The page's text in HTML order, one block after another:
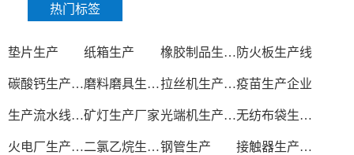
热门标签
垫片生产 纸箱生产 橡胶制品生产厂 防火板生产线
碳酸钙生产设备 磨料磨具生产厂家 拉丝机生产厂家疫苗生产企业
生产流水线设备矿灯生产厂家 光端机生产厂家 无纺布袋生产厂家
火电厂生产过程 二氯乙烷生产厂家钢管生产 接触器生产厂家